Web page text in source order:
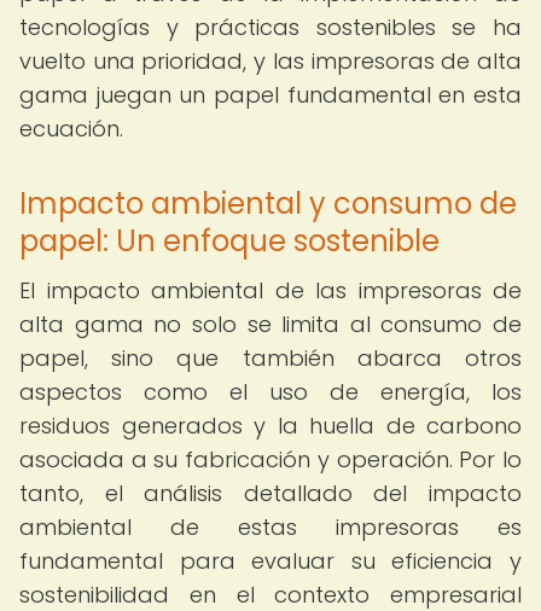
tecnologías y prácticas sostenibles se ha
vuelto una prioridad, y las impresoras de alta
gama juegan un papel fundamental en esta
ecuación.
Impacto ambiental y consumo de
papel: Un enfoque sostenible
El impacto ambiental de las impresoras de
alta gama no solo se limita al consumo de
papel, sino que también abarca otros
aspectos como el uso de energía, los
residuos generados y la huella de carbono
asociada a su fabricación y operación. Por lo
tanto, el análisis detallado del impacto
ambiental de estas impresoras es
fundamental para evaluar su eficiencia y
sostenibilidad en el contexto empresarial